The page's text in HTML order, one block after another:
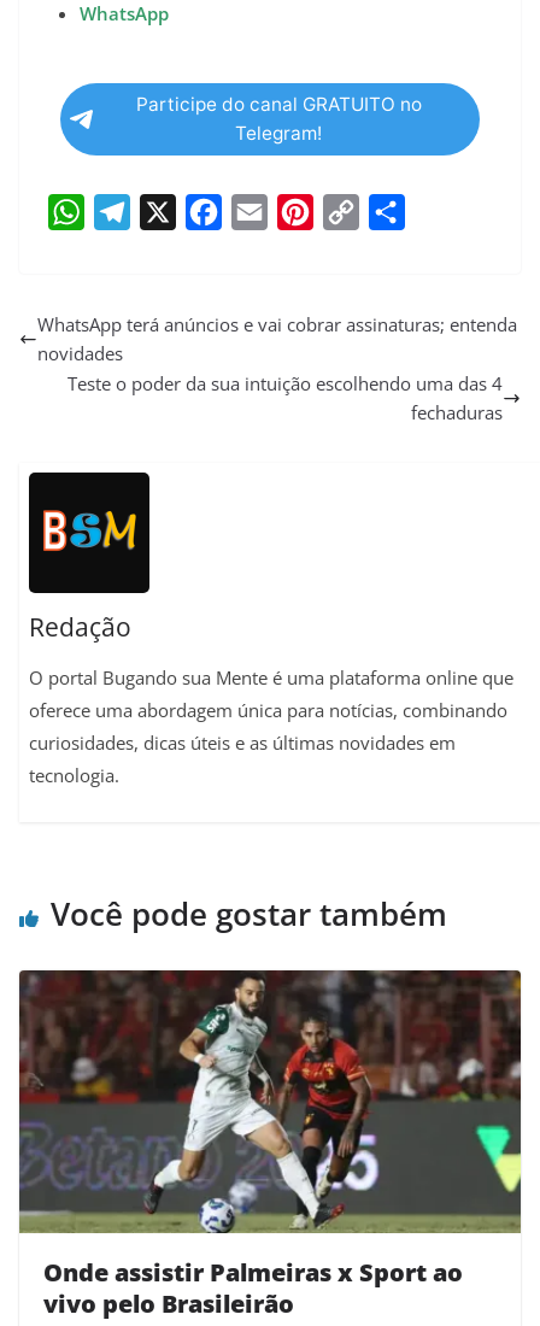
WhatsApp
Participe do canal GRATUITO no
Telegram!
a
t
l
e
g
c
b
a
l
n
e
p
L
a
e
WhatsApp terá anúncios e vai cobrar assinaturas; entenda
novidades
Teste o poder da sua intuição escolhendo uma das 4
fechaduras
Redação
O portal Bugando sua Mente é uma plataforma online que
oferece uma abordagem única para notícias, combinando
curiosidades, dicas úteis e as últimas novidades em
tecnologia.
Você pode gostar também
Onde assistir Palmeiras x Sport ao
vivo pelo Brasileirão